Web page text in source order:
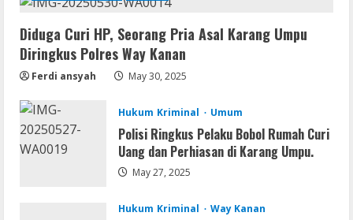
Serialers
FL Studio Portable + License Key
[Patch] (x86x64) Stable Unlimited
August 7, 2026
Remux
Coyote vs. Acme 2026 Pre-DVDRip
2160𝚙 AVC
Diduga Curi HP, Seorang Pria Asal Karang Umpu
Diringkus Polres Way Kanan
Ferdi ansyah May 30, 2025
Hukum Kriminal Umum
Polisi Ringkus Pelaku Bobol Rumah Curi
Uang dan Perhiasan di Karang Umpu.
May 27, 2025
Hukum Kriminal Way Kanan